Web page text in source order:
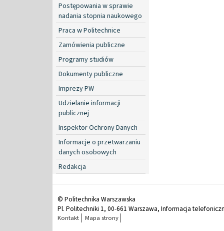
Postępowania w sprawie
nadania stopnia naukowego
Praca w Politechnice
Zamówienia publiczne
Programy studiów
Dokumenty publiczne
Imprezy PW
Udzielanie informacji
publicznej
Inspektor Ochrony Danych
Informacje o przetwarzaniu
danych osobowych
Redakcja
© Politechnika Warszawska
Pl. Politechniki 1, 00-661 Warszawa, Informacja
Kontakt Mapa strony